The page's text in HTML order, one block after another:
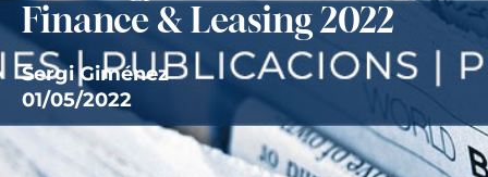
Finance & Leasing 2022
Sergi Giménez
01/05/2022